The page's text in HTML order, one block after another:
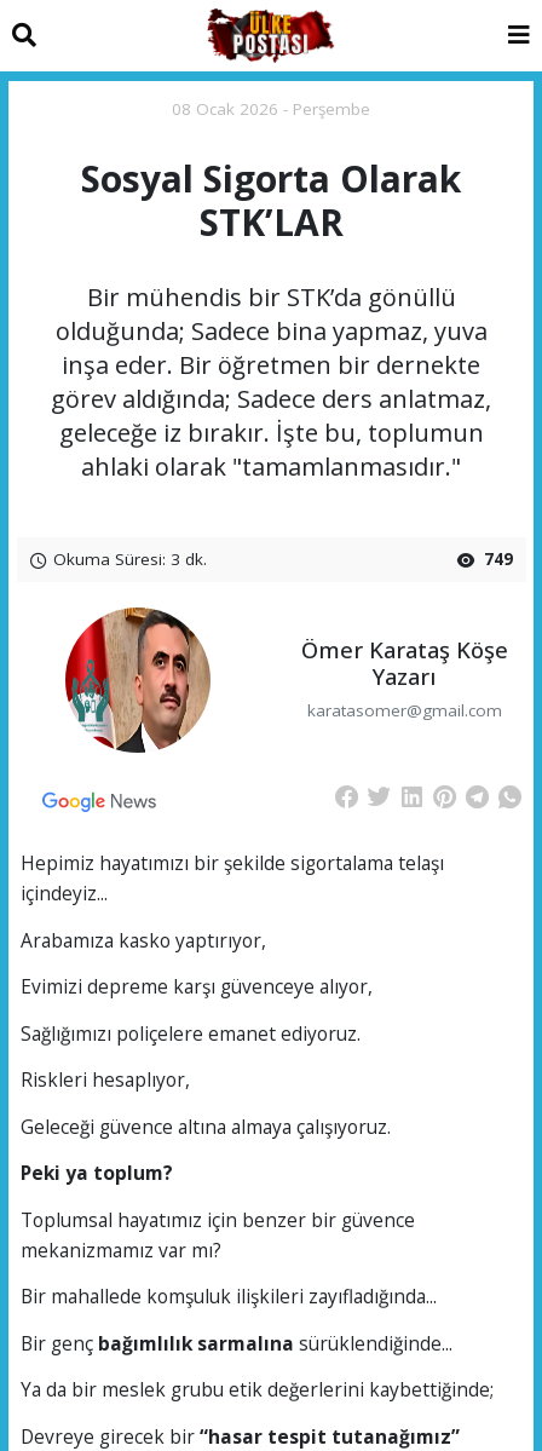
08 Ocak 2026 - Perşembe
Sosyal Sigorta Olarak
STK’LAR
Bir mühendis bir STK’da gönüllü
olduğunda; Sadece bina yapmaz, yuva
inşa eder. Bir öğretmen bir dernekte
görev aldığında; Sadece ders anlatmaz,
geleceğe iz bırakır. İşte bu, toplumun
ahlaki olarak "tamamlanmasıdır."
Okuma Süresi: 3 dk. 749
Ömer Karataş Köşe
Yazarı
karatasomer@gmail.com
Hepimiz hayatımızı bir şekilde sigortalama telaşı
içindeyiz...
Arabamıza kasko yaptırıyor,
Evimizi depreme karşı güvenceye alıyor,
Sağlığımızı poliçelere emanet ediyoruz.
Riskleri hesaplıyor,
Geleceği güvence altına almaya çalışıyoruz.
Peki ya toplum?
Toplumsal hayatımız için benzer bir güvence
mekanizmamız var mı?
Bir mahallede komşuluk ilişkileri zayıfladığında...
Bir genç bağımlılık sarmalına sürüklendiğinde...
Ya da bir meslek grubu etik değerlerini kaybettiğinde;
Devreye girecek bir“hasar tespit tutanağımız”